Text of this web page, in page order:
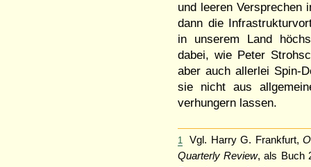
und leeren Versprechen
dann die
in unserem Land
dabei, wie Peter
aber auch allerlei Spin-
sie nicht aus
verhungern lassen.
1 Vgl. Harry G. Frankfurt,
Quarterly Review, als Buch